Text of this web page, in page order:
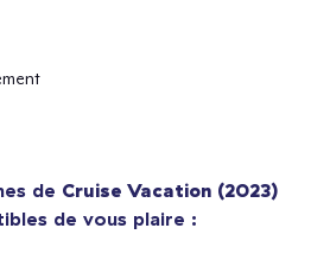
de Cruise Vacation (2023)
de vous plaire :